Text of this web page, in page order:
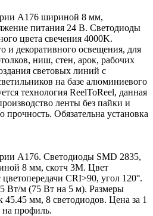
A176 шириной 8 мм,
питания 24 В. Светодиоды
цвета свечения 4000K.
и декоративного освещения, для
ниш, стен, арок, рабочих
световых линий с
на базе алюминиевого
технология ReelToReel, данная
ленты без пайки и
Обязательна установка
A176. Светодиоды SMD 2835,
8 мм, скотч 3M. Цвет
CRI>90, угол 120°.
Вт/м (75 Вт на 5 м). Размеры
мм, 8 светодиодов. Цена за 1
на профиль.